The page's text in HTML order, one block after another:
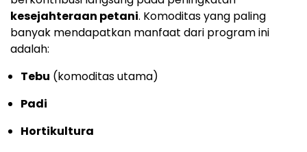
kesejahteraan petani. Komoditas yang paling
banyak mendapatkan manfaat dari program ini
adalah:
Tebu (komoditas utama)
Padi
Hortikultura